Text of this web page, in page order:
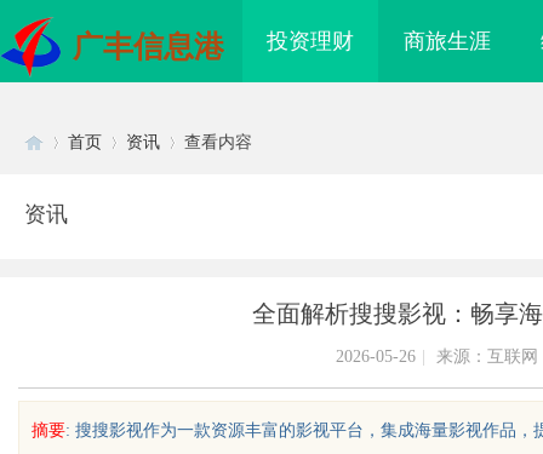
广丰信息港 投资理财 商旅生涯
首页 资讯 查看内容
资讯
全面解析搜搜影视：畅享
2026-05-26 来源：互联网
摘要: 搜搜影视作为一款资源丰富的影视平台，集成海量影视作品